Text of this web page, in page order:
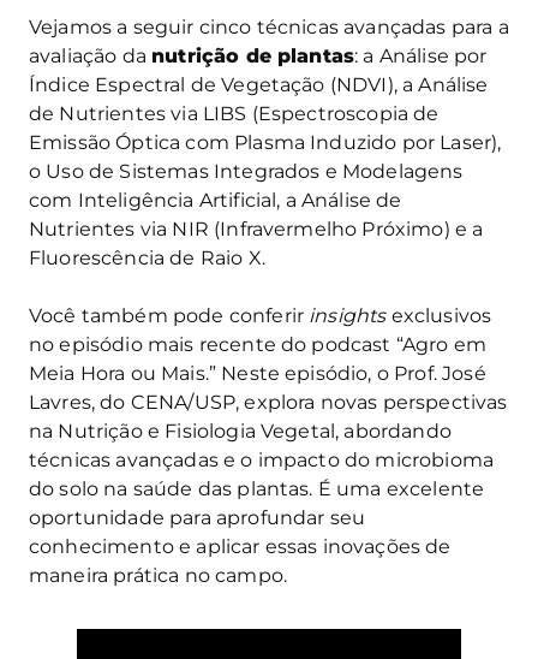
Vejamos a seguir cinco técnicas avançadas para a
avaliação da nutrição de plantas: a Análise por
Índice Espectral de Vegetação (NDVI), a Análise
de Nutrientes via LIBS (Espectroscopia de
Emissão Óptica com Plasma Induzido por Laser),
o Uso de Sistemas Integrados e Modelagens
com Inteligência Artificial, a Análise de
Nutrientes via NIR (Infravermelho Próximo) e a
Fluorescência de Raio X.
Você também pode conferir insightsexclusivos
no episódio mais recente do podcast “Agro em
Meia Hora ou Mais.” Neste episódio, o Prof. José
Lavres, do CENA/USP, explora novas perspectivas
na Nutrição e Fisiologia Vegetal, abordando
técnicas avançadas e o impacto do microbioma
do solo na saúde das plantas. É uma excelente
oportunidade para aprofundar seu
conhecimento e aplicar essas inovações de
maneira prática no campo.